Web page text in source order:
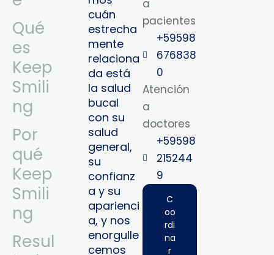
Qué
es
Keep
Smili
ng
Por
qué
Keep
Smili
ng
Resul
cuán
estrecha
mente
relaciona
da está
la salud
bucal
con su
salud
general,
su
confianz
a y su
aparienci
a, y nos
enorgulle
cemos
a
pacientes
+59598
676838
0
Atención
a
doctores
+59598
215244
9‬
C
oo
rdi
na
r